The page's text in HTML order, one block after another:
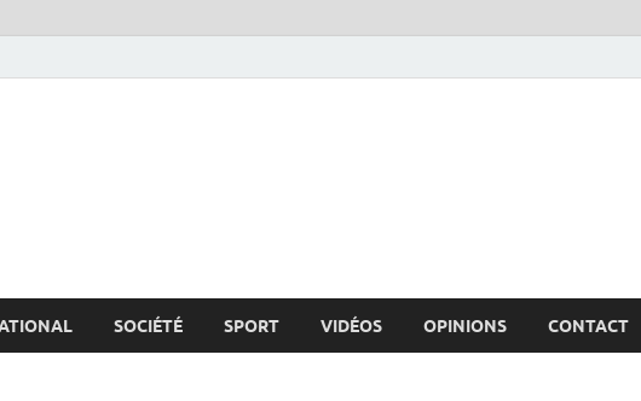
SOCIÉTÉ SPORT VIDÉOS OPINIONS CONTACT